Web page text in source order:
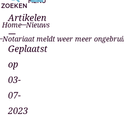
ZOEKEN
Home Nieuws
Notariaat meldt weer meer
Artikelen
—
Geplaatst
op
03-
07-
2023